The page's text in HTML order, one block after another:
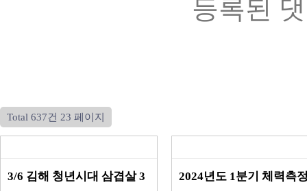
등록된
Total 637건 23 페이지
3/6 김해 청년시대 삼겹살 3
2024년도 1분기 체력측